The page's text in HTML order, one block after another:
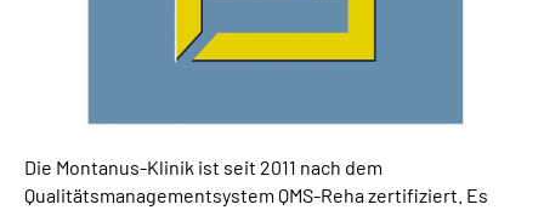
Die Montanus-Klinik ist seit 2011 nach dem
Qualitätsmanagementsystem QMS-Reha zertifiziert. Es